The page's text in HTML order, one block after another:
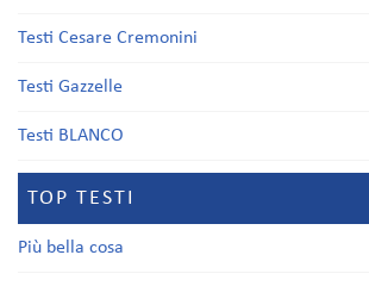
Testi Cesare Cremonini
Testi Gazzelle
Testi BLANCO
TOP TESTI
Più bella cosa